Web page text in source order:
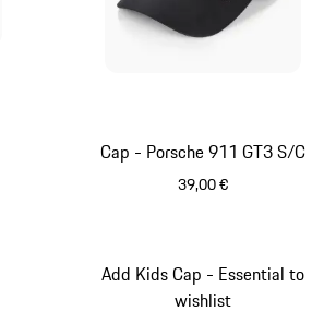
Cap - Porsche 911 GT3 S/C
39,00 €
Add Kids Cap - Essential to
wishlist